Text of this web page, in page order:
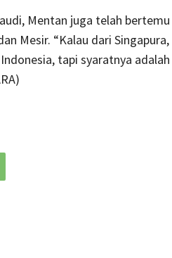
Mentan juga telah
Mesir. “Kalau dari
tapi syaratnya adalah